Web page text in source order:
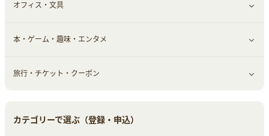
脱毛用品
美容食品
日用品・薬局・からだ
お役立ち
生活雑貨・家具インテリア
赤ちゃん・こども・マタニティ
ギフト・贈答品
フラワー
すべて見る
習い事・学習・学校
オフィス・文具
すべて見る
オフィス・文具
本・ゲーム・趣味・エンタメ
すべて見る
旅行・チケット・クーポン
カテゴリーで選ぶ（登録・申込）